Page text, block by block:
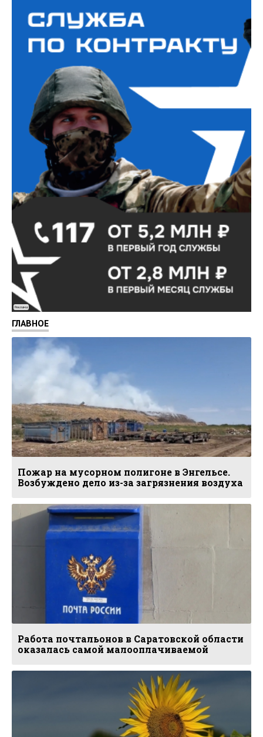
Реклама
ГЛАВНОЕ
Пожар на мусорном полигоне в Энгельсе.
Возбуждено дело из-за загрязнения воздуха
Работа почтальонов в Саратовской области
оказалась самой малооплачиваемой